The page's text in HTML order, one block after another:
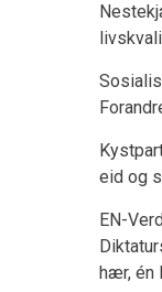
eid og
EN-
hær, én